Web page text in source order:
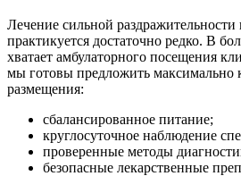
Лечение сильной раздражительности
практикуется достаточно редко. В
хватает амбулаторного посещения
мы готовы предложить максимально
размещения:
сбалансированное питание;
круглосуточное наблюдение
проверенные методы
безопасные лекарственные